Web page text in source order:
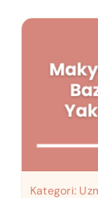
Kategori: